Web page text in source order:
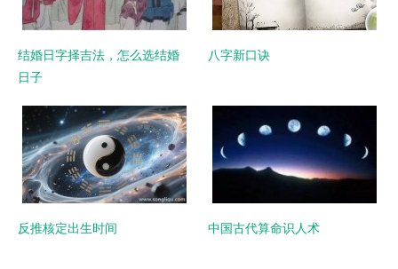
结婚日字择吉法，怎么选结婚
日子
八字新口诀
反推核定出生时间 中国古代算命识人术